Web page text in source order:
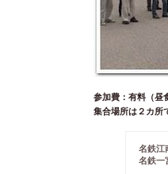
参加費：有料（昼
集合場所は２カ所
名鉄江
名鉄一